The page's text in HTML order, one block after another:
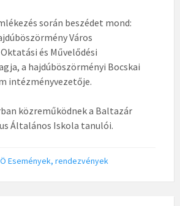
során beszédet mond:
Város
és Művelődési
a hajdúböszörményi Bocskai
intézményvezetője.
közreműködnek a Baltazár
Általános Iskola tanulói.
Események, rendezvények